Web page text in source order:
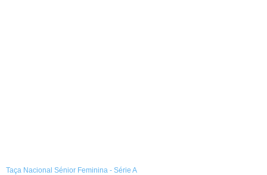
Taça Nacional Sénior Feminina - Série A